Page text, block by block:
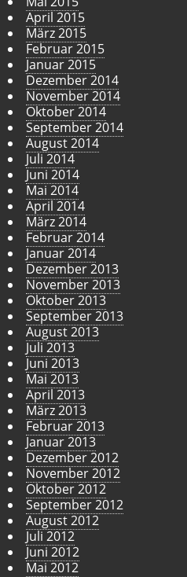
April 2015
März 2015
Februar 2015
Januar 2015
Dezember 2014
November 2014
Oktober 2014
September 2014
August 2014
Juli 2014
Juni 2014
Mai 2014
April 2014
März 2014
Februar 2014
Januar 2014
Dezember 2013
November 2013
Oktober 2013
September 2013
August 2013
Juli 2013
Juni 2013
Mai 2013
April 2013
März 2013
Februar 2013
Januar 2013
Dezember 2012
November 2012
Oktober 2012
September 2012
August 2012
Juli 2012
Juni 2012
Mai 2012